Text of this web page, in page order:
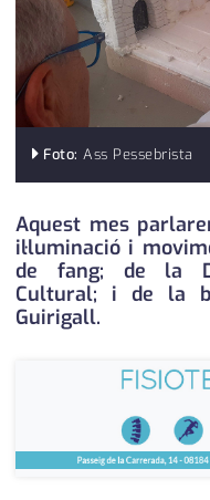
Foto: Ass Pessebrista
Aquest mes
il·luminació i
de fang; de la
Cultural; i de la
Guirigall.